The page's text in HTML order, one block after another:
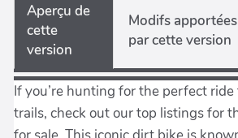
Aperçu de
cette
version
Modifs apportées
par cette version